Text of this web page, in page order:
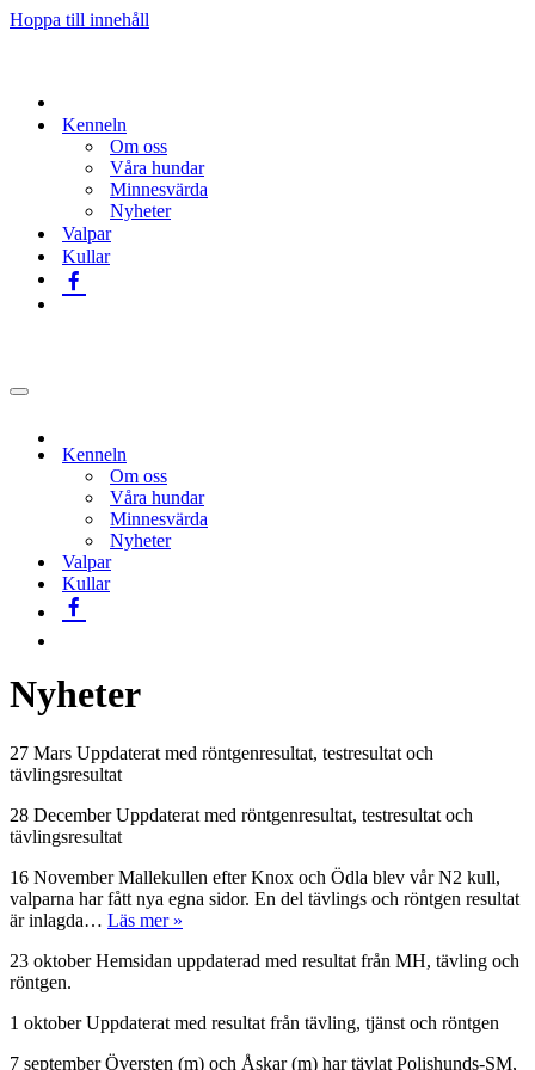
Hoppa till innehåll
Kenneln
Om oss
Våra hundar
Minnesvärda
Nyheter
Valpar
Kullar
Navigeringsmeny
Kenneln
Om oss
Våra hundar
Minnesvärda
Nyheter
Valpar
Kullar
Nyheter
27 Mars Uppdaterat med röntgenresultat, testresultat och
tävlingsresultat
28 December Uppdaterat med röntgenresultat, testresultat och
tävlingsresultat
16 November Mallekullen efter Knox och Ödla blev vår N2 kull,
valparna har fått nya egna sidor. En del tävlings och röntgen resultat
är inlagda… Läs mer »
16
23 oktober Hemsidan uppdaterad med resultat från MH, tävling och
röntgen.
1 oktober Uppdaterat med resultat från tävling, tjänst och röntgen
7 september Översten (m) och Åskar (m) har tävlat Polishunds-SM,